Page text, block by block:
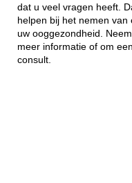
dat u veel vragen heeft.
helpen bij het nemen
uw ooggezondheid.
meer informatie of om
consult.